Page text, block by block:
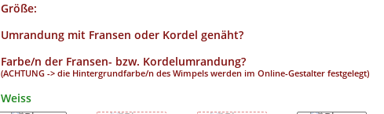
Größe:
Umrandung mit Fransen oder Kordel genäht?
Farbe/n der Fransen- bzw. Kordelumrandung?
(ACHTUNG -> die Hintergrundfarbe/n des Wimpels werden im Online-Gestalter festgelegt)
Weiss